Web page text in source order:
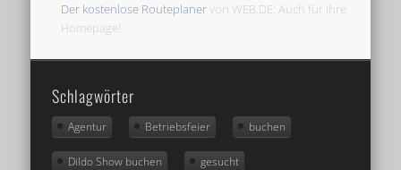
Der kostenlose Routeplanervon WEB.DE: Auch für Ihre
Homepage!
Schlagwörter
Agentur Betriebsfeier buchen
Dildo Show buchen gesucht